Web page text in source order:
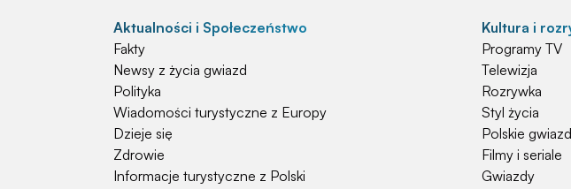
Aktualności i Społeczeństwo
Fakty
Newsy z życia gwiazd
Polityka
Wiadomości turystyczne z Europy
Dzieje się
Zdrowie
Informacje turystyczne z Polski
Kultura i
Programy TV
Telewizja
Rozrywka
Styl życia
Polskie
Filmy i seriale
Gwiazdy